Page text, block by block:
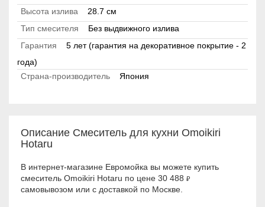
Высота излива
28.7 см
Тип смесителя
Без выдвижного излива
Гарантия
5 лет (гарантия на декоративное покрытие - 2
года)
Страна-производитель
Япония
Описание Смеситель для кухни Omoikiri
Hotaru
В интернет-магазине Евромойка вы можете купить
смеситель Omoikiri Hotaru по цене 30 488 ₽
самовывозом или с доставкой по Москве.